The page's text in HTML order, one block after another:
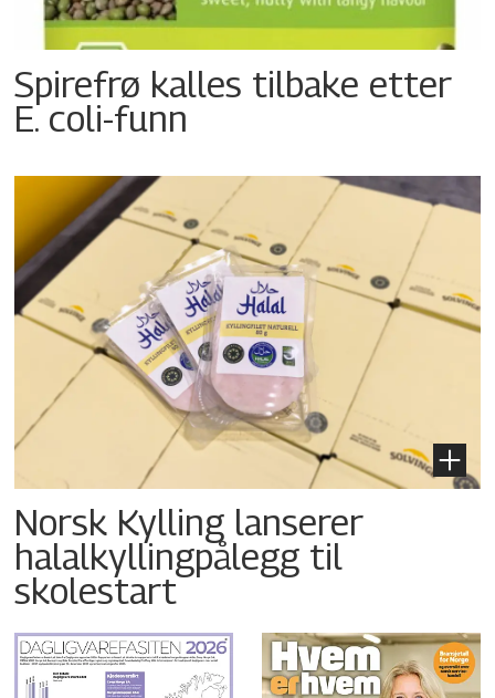
Spirefrø kalles tilbake etter
E. coli-funn
Norsk Kylling lanserer
halalkyllingpålegg til
skolestart